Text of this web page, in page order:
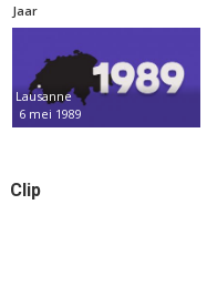
Jaar
Lausanne
6 mei 1989
Clip